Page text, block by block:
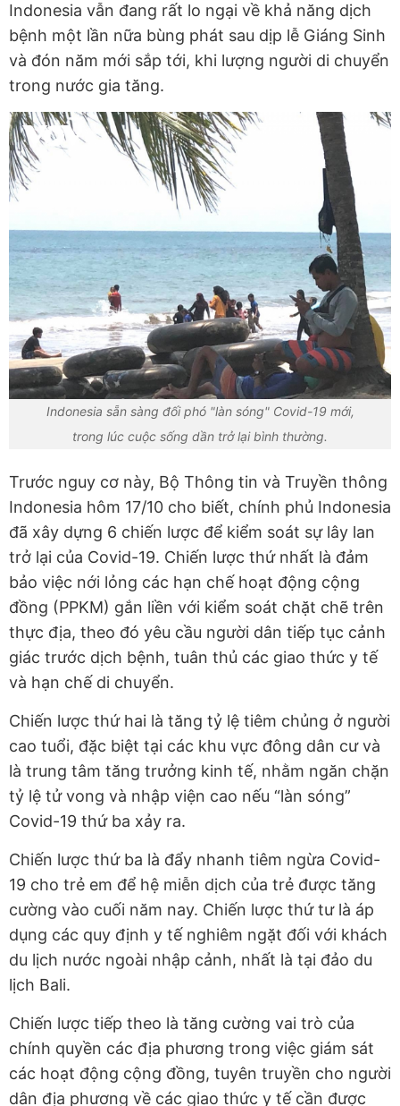
Indonesia vẫn đang rất lo ngại về khả năng dịch
bệnh một lần nữa bùng phát sau dịp lễ Giáng Sinh
và đón năm mới sắp tới, khi lượng người di chuyển
trong nước gia tăng.
Indonesia sẵn sàng đối phó "làn sóng" Covid-19 mới,
trong lúc cuộc sống dần trở lại bình thường.
Trước nguy cơ này, Bộ Thông tin và Truyền thông
Indonesia hôm 17/10 cho biết, chính phủ Indonesia
đã xây dựng 6 chiến lược để kiểm soát sự lây lan
trở lại của Covid-19. Chiến lược thứ nhất là đảm
bảo việc nới lỏng các hạn chế hoạt động cộng
đồng (PPKM) gắn liền với kiểm soát chặt chẽ trên
thực địa, theo đó yêu cầu người dân tiếp tục cảnh
giác trước dịch bệnh, tuân thủ các giao thức y tế
và hạn chế di chuyển.
Chiến lược thứ hai là tăng tỷ lệ tiêm chủng ở người
cao tuổi, đặc biệt tại các khu vực đông dân cư và
là trung tâm tăng trưởng kinh tế, nhằm ngăn chặn
tỷ lệ tử vong và nhập viện cao nếu “làn sóng”
Covid-19 thứ ba xảy ra.
Chiến lược thứ ba là đẩy nhanh tiêm ngừa Covid-
19 cho trẻ em để hệ miễn dịch của trẻ được tăng
cường vào cuối năm nay. Chiến lược thứ tư là áp
dụng các quy định y tế nghiêm ngặt đối với khách
du lịch nước ngoài nhập cảnh, nhất là tại đảo du
lịch Bali.
Chiến lược tiếp theo là tăng cường vai trò của
chính quyền các địa phương trong việc giám sát
các hoạt động cộng đồng, tuyên truyền cho người
dân địa phương về các giao thức y tế cần được